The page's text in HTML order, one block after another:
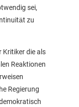
sei,
zu
Kritiker die als
Reaktionen
Regierung